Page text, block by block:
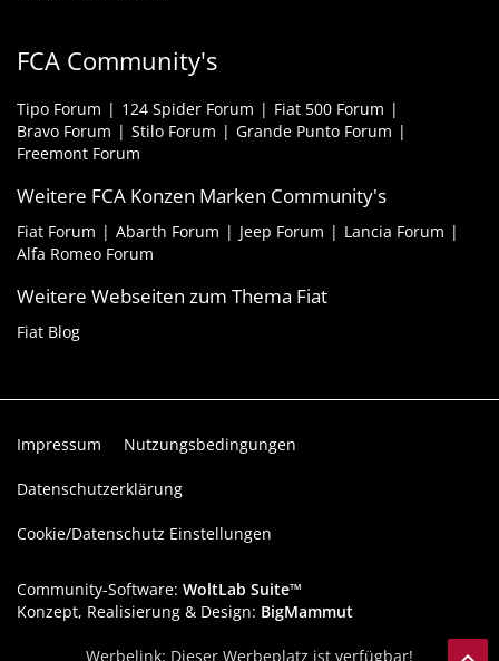
FCA Community's
Tipo Forum 124 Spider Forum
Fiat 500 Forum
Bravo Forum
Stilo Forum
Grande Punto Forum
Freemont Forum
Weitere FCA Konzen Marken Community's
Fiat Forum Abarth Forum Jeep Forum
Lancia Forum
Alfa Romeo Forum
Weitere Webseiten zum Thema Fiat
Fiat Blog
Impressum Nutzungsbedingungen
Datenschutzerklärung
Cookie/Datenschutz Einstellungen
Community-Software: WoltLab Suite™
Konzept, Realisierung & Design: BigMammut
Werbelink: Dieser Werbeplatz ist verfügbar!